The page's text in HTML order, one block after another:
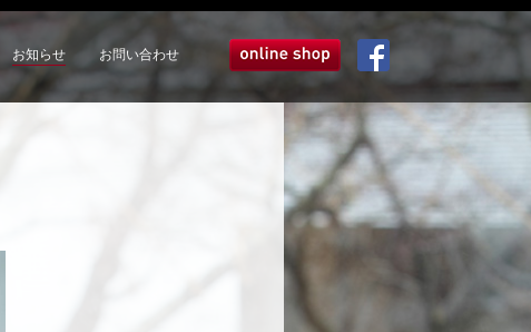
お知らせ お問い合わせ オンラインショップ